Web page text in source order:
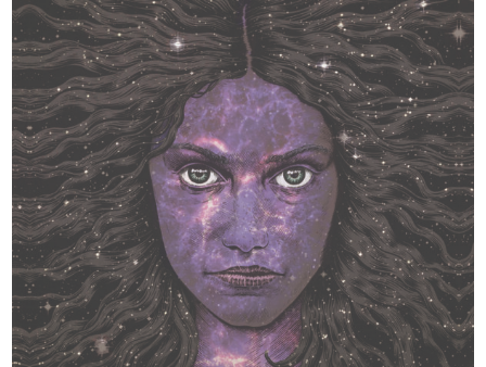
NOTICIAS
CONTACTO
Instagram Youtube Spotify
EU ES
Aviso Legal Política de Cookies Política de Privacidad